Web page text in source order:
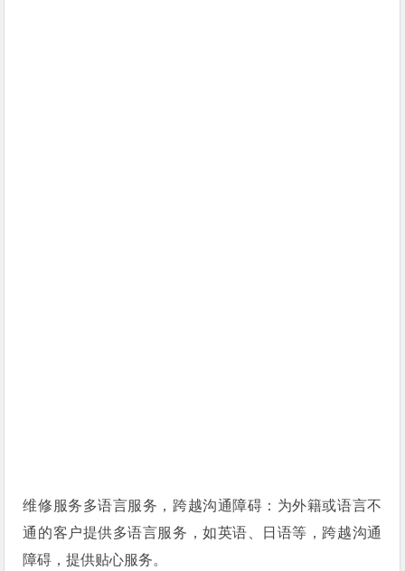
维修服务多语言服务，跨越沟通障碍：为外籍或语言不
通的客户提供多语言服务，如英语、日语等，跨越沟通
障碍，提供贴心服务。